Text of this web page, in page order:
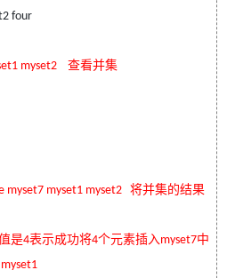
four
myset2
查看并集
myset7 myset1 myset2
将并集的结果
是4表示成功将4个元素插入 myset7中